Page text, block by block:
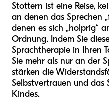
Stottern ist eine Reise,
an denen das Sprechen
denen es sich „holprig“
Ordnung. Indem Sie
Sprachtherapie in Ihren
Sie mehr als nur an der
stärken die
Selbstvertrauen und das
Kindes.